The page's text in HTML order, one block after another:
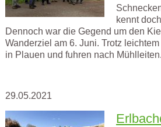
kennt
Dennoch war die Gegend um den
Wanderziel am 6. Juni. Trotz
in Plauen und fuhren nach Mühlleiten.
29.05.2021